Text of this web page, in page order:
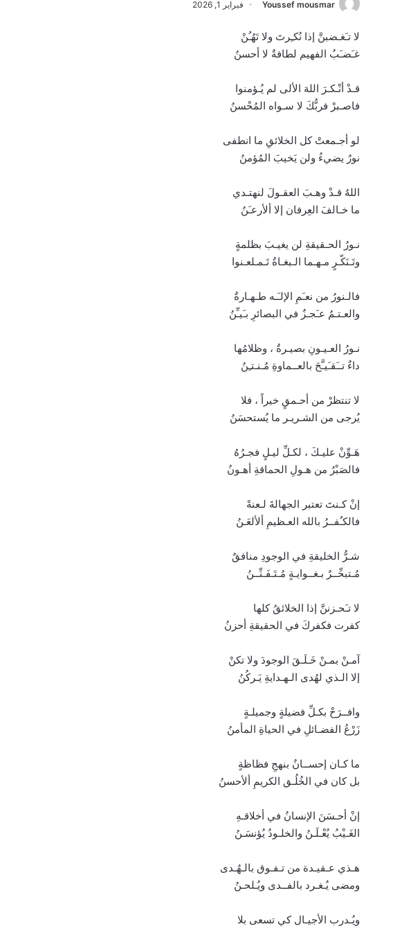
Youssef mousmar فبراير 1, 2026
لا تـَغـضبنَّ إذا نُكـِرتَ ولا تَهُـُنْ
غـَضـَبُ الفهيم لطافةٌ لا أحسنُ
قـدْ أنْـكـرَ اللهَ الألى لم يُـؤمنوا
فاصـبرْ فربُّكَ لا سـواه المُحْسنُ
لو أجـمعتْ كل الخلائقِ ما انطفى
نورٌ يضيءُ ولن يَخيبَ المُؤمنُ
اللهُ قـدْ وهـبَ العقـولَ لنهتـدي
ما خـالفَ العِرفان إلا ألأرعـَنُ
نـورُ الحـقيقةِ لن يغيـبَ بظلمةٍ
وتَـنَكّـرٍ مـهـما الـبغـاةُ تَـمـلعـنوا
فالـنورُ من نعـَمِ الإلـَـه طـهـارةٌ
والعـتـمُ عـَجـزٌ في البصائرِ بـَيـِّنُ
نـورُ العـيـونِ بصيـرةٌ ، وظلامُها
داءٌ تــَقـَيـَّحَ بالعــماوةِ مُـنـتـِنُ
لا تنتظرْ من أحـمقٍ خيراً ، فلا
يُرجى من الشـريـر ما يُستحسَنُ
هَـوِّنْ عليـكَ ، لكـلِّ ليـلٍ فجـرُهُ
فالصَبْرُ من هـولِ الحماقةِ أهـونُ
إنْ كـنتَ تعتبر الجهالةَ لـعنةً
فالكـُفــرُ بالله العـظيمِ ألألعَـنُ
شـرُّ الخليقةِ في الوجودِ منافقٌ
مُـتبحِّــرٌ بـغــوايـةٍ مُـتَـفَـنِّــنُ
لا تـَحـزننَّ إذا الخلائقُ كلها
كفرت فكفركَ في الحقيقةِ أحزنُ
آمـنْ بمـنْ خَـلَـقَ الوجودَ ولا تكنْ
إلا الـذي لهُدى الـهـدايةِ يَـركُنُ
وافــرَحْ بكـلِّ فضيلةٍ وجميلـةٍ
زَرْعُ الفضـائلِ في الحياةِ المأمنُ
ما كـان إحســانٌ بنهجِ فظاظةٍ
بل كان في الخُلُـق الكريمِ ألأحسنُ
إنْ أحـسَنَ الإنسانُ في أخلاقـهِ
الغَـيْبُ يُعْـلَـنُ والخلـودُ يُؤنسَـنُ
هـذي عـقيـدة من تـفـوق بالـهُـدى
ومضى يُـغـرد بالفــدى ويُـلحـنُ
ويُـدرب الأجيـال كي تسعى بلا